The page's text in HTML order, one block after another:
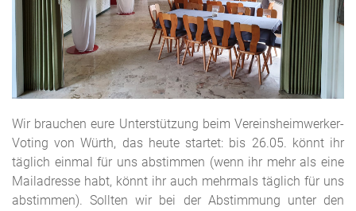
Wir brauchen eure Unterstützung beim Vereinsheimwerker-
Voting von Würth, das heute startet: bis 26.05. könnt ihr
täglich einmal für uns abstimmen (wenn ihr mehr als eine
Mailadresse habt, könnt ihr auch mehrmals täglich für uns
abstimmen). Sollten wir bei der Abstimmung unter den